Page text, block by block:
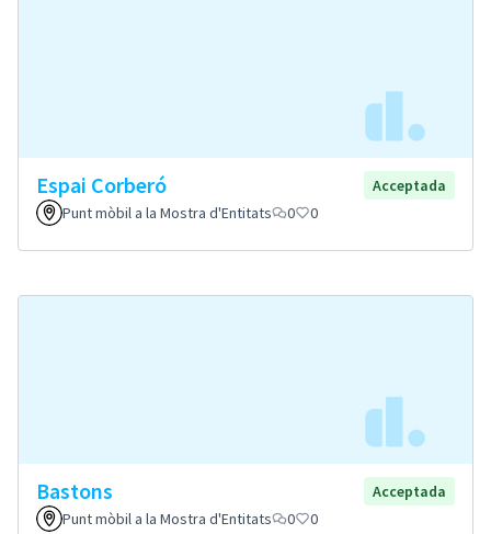
Espai Corberó
Acceptada
Punt mòbil a la Mostra d'Entitats
0 0
Bastons
Acceptada
Punt mòbil a la Mostra d'Entitats
0 0